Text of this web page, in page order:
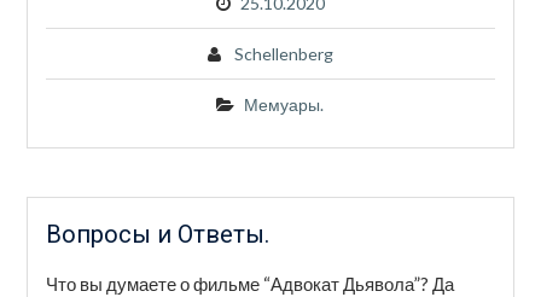
Schellenberg
Мемуары.
Вопросы и Ответы.
Что вы думаете о фильме “Адвокат Дьявола”? Да